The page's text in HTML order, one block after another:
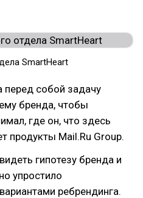
SmartHeart
собой задачу
бренда, чтобы
где он, что здесь
продукты Mail.Ru Group.
гипотезу бренда и
упростило
ребрендинга.